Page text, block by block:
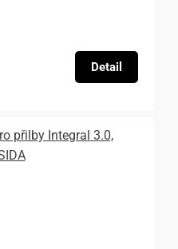
Detail
přilby Integral 3.0,